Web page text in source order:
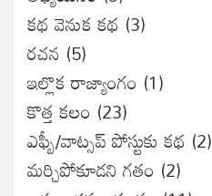
కథ వెనుక కథ (3)
రచన (5)
ఇల్లొక రాజ్యాంగం (1)
కొత్త కలం (23)
ఎఫ్బీ/వాట్సప్ పోస్టుకు కథ (2)
మర్చిపోకూడని గతం (2)